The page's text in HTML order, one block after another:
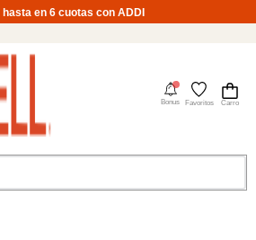
hasta en 6 cuotas con ADDI
4
Bonus Favoritos